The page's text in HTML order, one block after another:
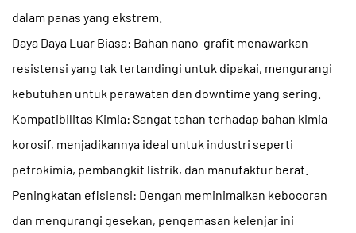
dalam panas yang ekstrem.
Daya Daya Luar Biasa: Bahan nano-grafit menawarkan
resistensi yang tak tertandingi untuk dipakai, mengurangi
kebutuhan untuk perawatan dan downtime yang sering.
Kompatibilitas Kimia: Sangat tahan terhadap bahan kimia
korosif, menjadikannya ideal untuk industri seperti
petrokimia, pembangkit listrik, dan manufaktur berat.
Peningkatan efisiensi: Dengan meminimalkan kebocoran
dan mengurangi gesekan, pengemasan kelenjar ini